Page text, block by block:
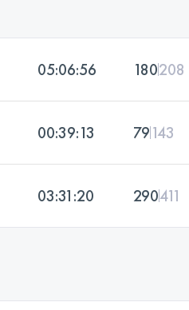
05:06:56 180208
00:39:13 79143
03:31:20 290411